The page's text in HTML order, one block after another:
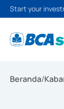
Start your
Beranda/